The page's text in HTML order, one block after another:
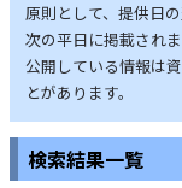
原則として、提供日
次の平日に掲載されま
公開している情報は
とがあります。
検索結果一覧